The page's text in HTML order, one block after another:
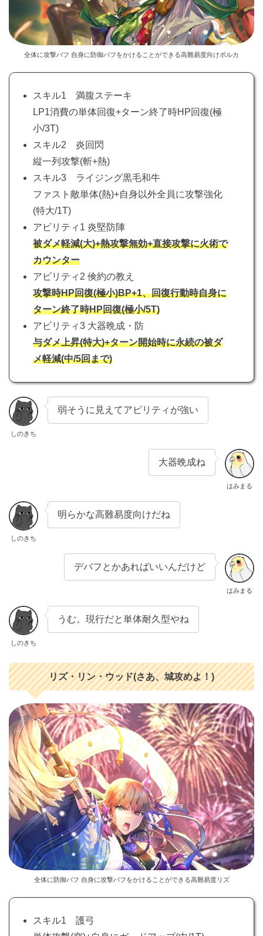
全体に攻撃バフ 自身に防御バフをかけることができる高難易度向けポルカ
スキル1 満腹ステーキ
LP1消費の単体回復+ターン終了時HP回復(極
小/3T)
スキル2 炎回閃
縦一列攻撃(斬+熱)
スキル3 ライジング黒毛和牛
ファスト敵単体(熱)+自身以外全員に攻撃強化
(特大/1T)
アビリティ1 炎堅防陣
被ダメ軽減(大)+熱攻撃無効+直接攻撃に火術で
カウンター
アビリティ2 倹約の教え
攻撃時HP回復(極小)BP+1、回復行動時自身に
ターン終了時HP回復(極小/5T)
アビリティ3 大器晩成・防
与ダメ上昇(特大)+ターン開始時に永続の被ダ
メ軽減(中/5回まで)
しのきち
弱そうに見えてアビリティが強い
はみまる
大器晩成ね
しのきち
明らかな高難易度向けだね
はみまる
デバフとかあればいいんだけど
しのきち
うむ。現行だと単体耐久型やね
リズ・リン・ウッド(さあ、城攻めよ！)
全体に防御バフ 自身に攻撃バフをかけることができる高難易度リズ
スキル1 護弓